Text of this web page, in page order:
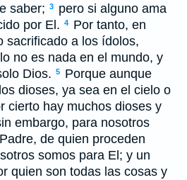
saber; 3
pero si alguno ama
por El. 4
Por tanto, en
sacrificado a los ídolos,
no es nada en el mundo, y
Dios. 5
Porque aunque
dioses, ya sea en el cielo o
cierto hay muchos dioses y
embargo, para nosotros
de quien proceden
somos para El; y un
quien son todas las cosas y